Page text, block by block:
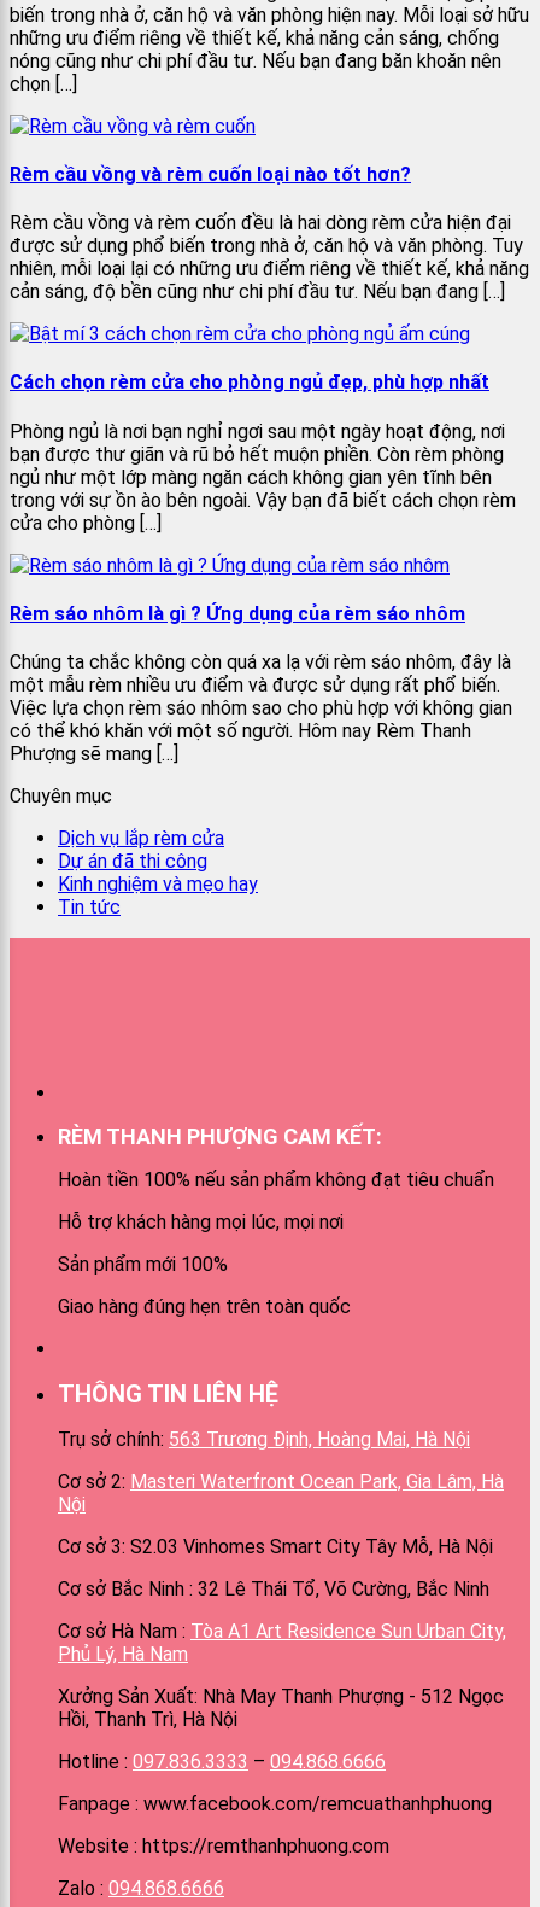
biến trong nhà ở, căn hộ và văn phòng hiện nay. Mỗi loại sở hữu
những ưu điểm riêng về thiết kế, khả năng cản sáng, chống
nóng cũng như chi phí đầu tư. Nếu bạn đang băn khoăn nên
chọn […]
Rèm cầu vồng và rèm cuốn loại nào tốt hơn?
Rèm cầu vồng và rèm cuốn đều là hai dòng rèm cửa hiện đại
được sử dụng phổ biến trong nhà ở, căn hộ và văn phòng. Tuy
nhiên, mỗi loại lại có những ưu điểm riêng về thiết kế, khả năng
cản sáng, độ bền cũng như chi phí đầu tư. Nếu bạn đang […]
Cách chọn rèm cửa cho phòng ngủ đẹp, phù hợp nhất
Phòng ngủ là nơi bạn nghỉ ngơi sau một ngày hoạt động, nơi
bạn được thư giãn và rũ bỏ hết muộn phiền. Còn rèm phòng
ngủ như một lớp màng ngăn cách không gian yên tĩnh bên
trong với sự ồn ào bên ngoài. Vậy bạn đã biết cách chọn rèm
cửa cho phòng […]
Rèm sáo nhôm là gì ? Ứng dụng của rèm sáo nhôm
Chúng ta chắc không còn quá xa lạ với rèm sáo nhôm, đây là
một mẫu rèm nhiều ưu điểm và được sử dụng rất phổ biến.
Việc lựa chọn rèm sáo nhôm sao cho phù hợp với không gian
có thể khó khăn với một số người. Hôm nay Rèm Thanh
Phượng sẽ mang […]
Chuyên mục
Dịch vụ lắp rèm cửa
Dự án đã thi công
Kinh nghiệm và mẹo hay
Tin tức
RÈM THANH PHƯỢNG CAM KẾT:
Hoàn tiền 100% nếu sản phẩm không đạt tiêu chuẩn
Hỗ trợ khách hàng mọi lúc, mọi nơi
Sản phẩm mới 100%
Giao hàng đúng hẹn trên toàn quốc
THÔNG TIN LIÊN HỆ
Trụ sở chính: 563 Trương Định, Hoàng Mai, Hà Nội
Cơ sở 2: Masteri Waterfront Ocean Park, Gia Lâm, Hà
Nội
Cơ sở 3: S2.03 Vinhomes Smart City Tây Mỗ, Hà Nội
Cơ sở Bắc Ninh : 32 Lê Thái Tổ, Võ Cường, Bắc Ninh
Cơ sở Hà Nam : Tòa A1 Art Residence Sun Urban City,
Phủ Lý, Hà Nam
Xưởng Sản Xuất: Nhà May Thanh Phượng - 512 Ngọc
Hồi, Thanh Trì, Hà Nội
Hotline : 097.836.3333 – 094.868.6666
Fanpage : www.facebook.com/remcuathanhphuong
Website : https://remthanhphuong.com
Zalo : 094.868.6666